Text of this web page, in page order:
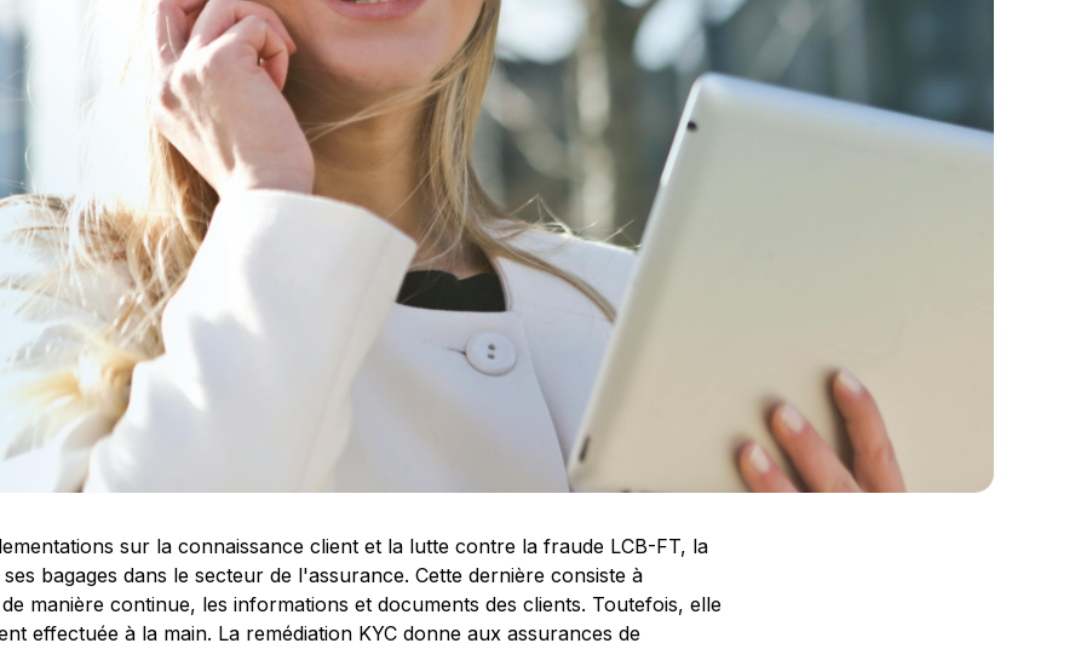
sur la connaissance client et la lutte contre la fraude LCB-FT, la
bagages dans le secteur de l'assurance. Cette dernière consiste à
manière continue, les informations et documents des clients. Toutefois, elle
effectuée à la main. La remédiation KYC donne aux assurances de